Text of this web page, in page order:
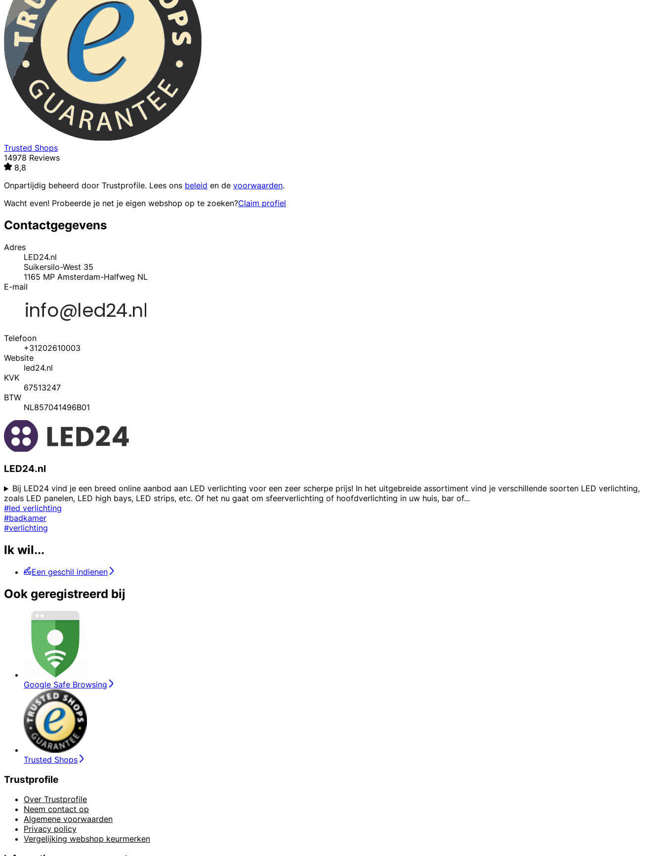
Trusted Shops
14978 Reviews
8,8
Onpartijdig beheerd door Trustprofile. Lees ons beleid en de voorwaarden.
Wacht even! Probeerde je net je eigen webshop op te zoeken?Claim profiel
Contactgegevens
Adres
LED24.nl
Suikersilo-West 35
1165 MP Amsterdam-Halfweg NL
E-mail
Telefoon
+31202610003
Website
led24.nl
KVK
67513247
BTW
NL857041496B01
LED24.nl
Bij LED24 vind je een breed online aanbod aan LED verlichting voor een zeer scherpe prijs! In het uitgebreide assortiment vind je verschillende soorten LED verlichting,
zoals LED panelen, LED high bays, LED strips, etc. Of het nu gaat om sfeerverlichting of hoofdverlichting in uw huis, bar of...
#led verlichting
#badkamer
#verlichting
Ik wil...
Een geschil indienen
Ook geregistreerd bij
Google Safe Browsing
Trusted Shops
Trustprofile
Over Trustprofile
Neem contact op
Algemene voorwaarden
Privacy policy
Vergelijking webshop keurmerken